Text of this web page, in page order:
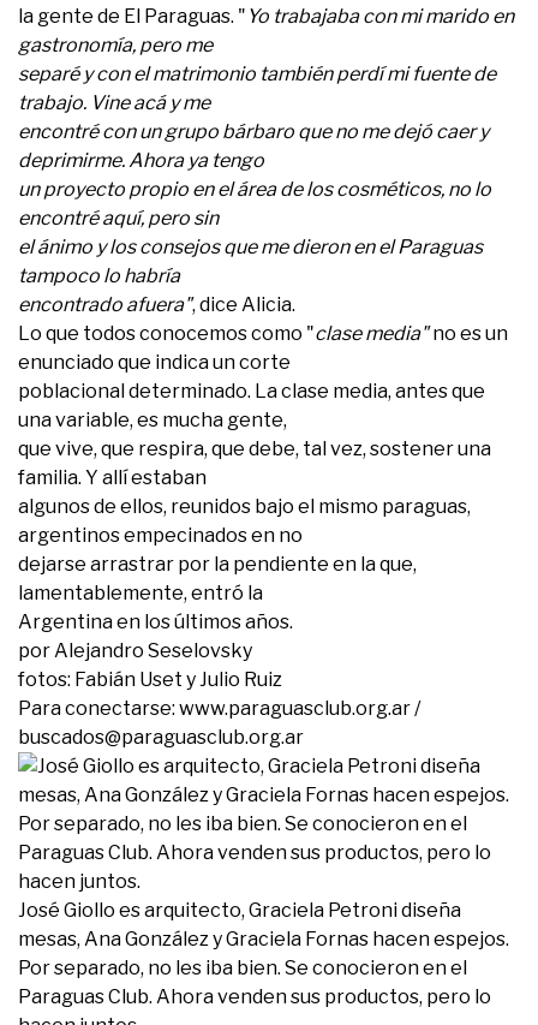
la gente de El Paraguas. " Yo trabajaba con mi marido en
gastronomía, pero me
separé y con el matrimonio también perdí mi fuente de
trabajo. Vine acá y me
encontré con un grupo bárbaro que no me dejó caer y
deprimirme. Ahora ya tengo
un proyecto propio en el área de los cosméticos, no lo
encontré aquí, pero sin
el ánimo y los consejos que me dieron en el Paraguas
tampoco lo habría
encontrado afuera", dice Alicia.
Lo que todos conocemos como "clase media"no es un
enunciado que indica un corte
poblacional determinado. La clase media, antes que
una variable, es mucha gente,
que vive, que respira, que debe, tal vez, sostener una
familia. Y allí estaban
algunos de ellos, reunidos bajo el mismo paraguas,
argentinos empecinados en no
dejarse arrastrar por la pendiente en la que,
lamentablemente, entró la
Argentina en los últimos años.
por Alejandro Seselovsky
fotos: Fabián Uset y Julio Ruiz
Para conectarse: www.paraguasclub.org.ar /
buscados@paraguasclub.org.ar
José Giollo es arquitecto, Graciela Petroni diseña
mesas, Ana González y Graciela Fornas hacen espejos.
Por separado, no les iba bien. Se conocieron en el
Paraguas Club. Ahora venden sus productos, pero lo